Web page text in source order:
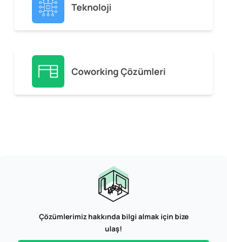
Teknoloji
Coworking Çözümleri
Çözümlerimiz hakkında bilgi almak için bize
ulaş!